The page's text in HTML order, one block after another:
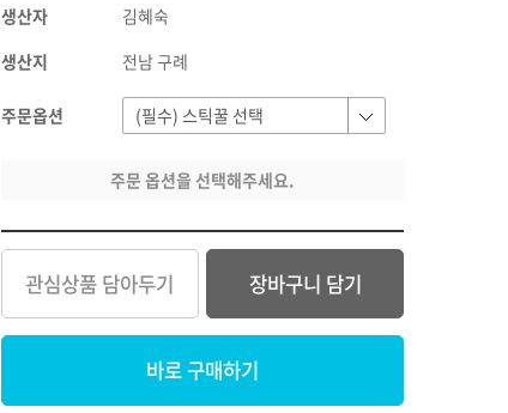
생산자
김혜숙
생산지
전남 구례
주문옵션
주문 옵션을 선택해주세요.
관심상품 담아두기 장바구니 담기
바로 구매하기